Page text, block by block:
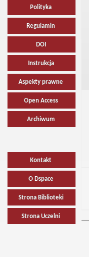
Polityka
Regulamin
DOI
Instrukcja
Aspekty prawne
Open Access
Archiwum
Kontakt
O Dspace
Strona Biblioteki
Strona Uczelni